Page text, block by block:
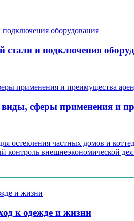
стали и подключения
виды, сферы применения и
остекления частных домов и
контроль внешнеэкономической
к одежде и жизни